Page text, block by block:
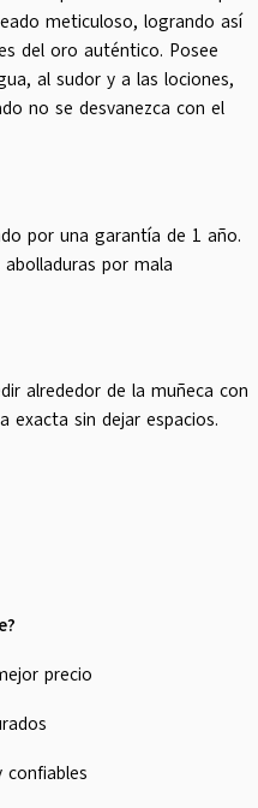
meticuloso, logrando así
del oro auténtico. Posee
al sudor y a las lociones,
no se desvanezca con el
por una garantía de 1 año.
por mala
alrededor de la muñeca con
exacta sin dejar espacios.
precio